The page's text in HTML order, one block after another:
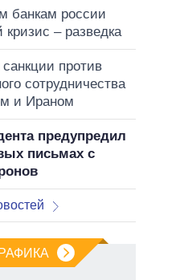
банкам россии
кризис – разведка
против
сотрудничества
и Ираном
предупредил
письмах с